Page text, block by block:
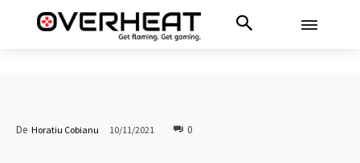
De Horatiu Cobianu 10/11/2021 0